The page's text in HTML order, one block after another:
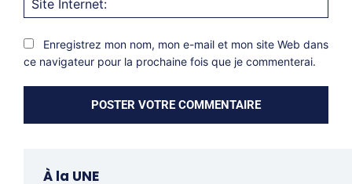
Enregistrez mon nom, mon e-mail et mon site Web dans
ce navigateur pour la prochaine fois que je commenterai.
À la UNE